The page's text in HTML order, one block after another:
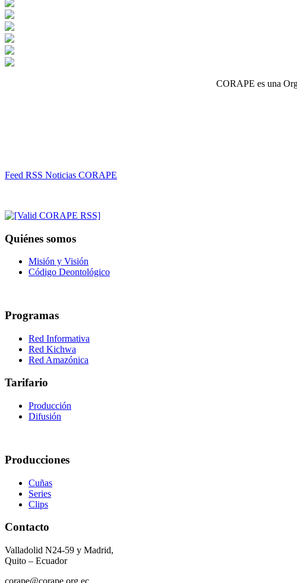
CORAPE es una
Feed RSS Noticias CORAPE
Quiénes somos
Misión y Visión
Código Deontológico
Programas
Red Informativa
Red Kichwa
Red Amazónica
Tarifario
Producción
Difusión
Producciones
Cuñas
Series
Clips
Contacto
Valladolid N24-59 y Madrid,
Quito – Ecuador
corape@corape.org.ec